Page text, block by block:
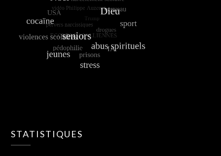
STATISTIQUES